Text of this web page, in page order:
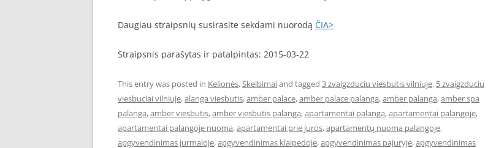
Daugiau straipsnių susirasite sekdami nuorodą ČIA>
Straipsnis parašytas ir patalpintas: 2015-03-22
This entry was posted in Kelionės,Skelbimaiand tagged 3 zvaigzduciu viesbutis vilniuje, 5 zvaigzduciu
viesbuciai vilniuje,alanga viesbutis,amber palace,amber palace palanga,amber palanga,amber spa
palanga,amber viesbutis,amber viesbutis palanga,apartamentai palanga,apartamentai palangoje,
apartamentai palangoje nuoma,apartamentai prie juros,apartamentų nuoma palangoje,
apgyvendinimas jurmaloje,apgyvendinimas klaipedoje,apgyvendinimas pajuryje,apgyvendinimas